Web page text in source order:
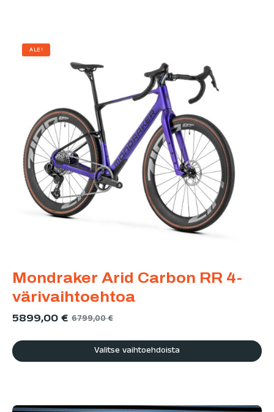
ALE!
Mondraker Arid Carbon RR 4-
värivaihtoehtoa
5899,00€ 6799,00€
Valitse vaihtoehdoista